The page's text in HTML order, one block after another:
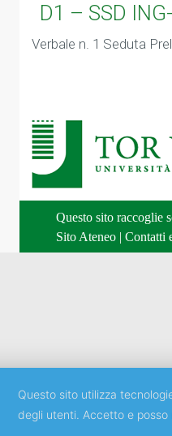
D1 – SSD
Verbale n. 1 Seduta
Questo sito raccoglie
Sito Ateneo | Contatti
Questo sito utilizza
degli utenti. Accetto e